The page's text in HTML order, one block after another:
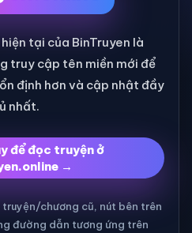
tại của BinTruyen là
truy cập tên miền mới để
định hơn và cập nhật đầy
nhất.
để đọc truyện ở
→
truyện/chương cũ, nút bên trên
đường dẫn tương ứng trên